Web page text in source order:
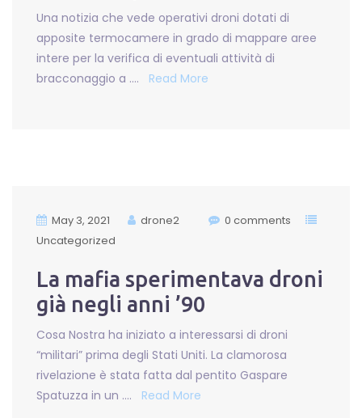
Una notizia che vede operativi droni dotati di
apposite termocamere in grado di mappare aree
intere per la verifica di eventuali attività di
bracconaggio a ….
Read More
May 3, 2021 drone2
0 comments
Uncategorized
La mafia sperimentava droni
già negli anni ’90
Cosa Nostra ha iniziato a interessarsi di droni
“militari” prima degli Stati Uniti. La clamorosa
rivelazione è stata fatta dal pentito Gaspare
Spatuzza in un ….
Read More